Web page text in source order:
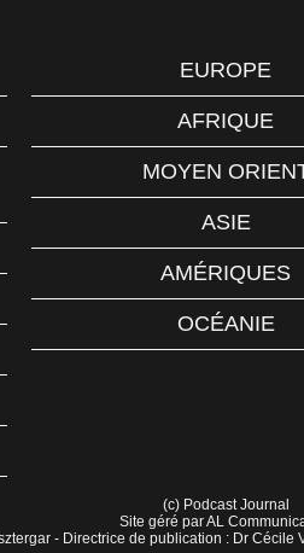
EUROPE
AFRIQUE
MOYEN
ASIE
AMÉRIQUES
OCÉANIE
(c) Podcast Journal
Site géré par AL
- Directrice de publication : Dr Cécile